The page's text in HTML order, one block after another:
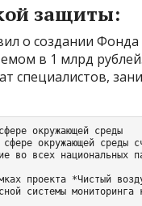
защиты:
о создании Фонда
в 1 млрд
специалистов,
окружающей среды
окружающей
во всех национальных
проекта *Чистый
системы